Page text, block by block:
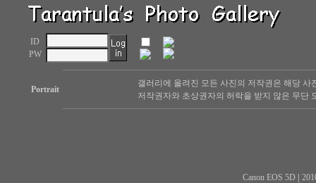
ID
PW
Portrait
갤러리에 올려진 모든 사진의 저작권은 해당
저작권자와 초상권자의 허락을 받지 않은 무단
Canon EOS 5D